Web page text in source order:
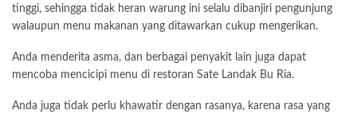
tinggi, sehingga tidak heran warung ini selalu dibanjiri pengunjung
walaupun menu makanan yang ditawarkan cukup mengerikan.
Anda menderita asma, dan berbagai penyakit lain juga dapat
mencoba mencicipi menu di restoran Sate Landak Bu Ria.
Anda juga tidak perlu khawatir dengan rasanya, karena rasa yang